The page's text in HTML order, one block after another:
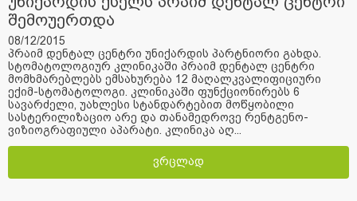
შემოუერთდა
08/12/2015
პრაიმ დენტალ ცენტრი უნიქარდის პარტნიორი გახდა.
სტომატოლოგიურ კლინიკაში პრაიმ დენტალ ცენტრი
მომხმარებლებს ემსახურება 12 მაღალკვალიფიციური
ექიმ-სტომატოლოგი. კლინიკაში ფუნქციონირებს 6
სავარძელი, უახლესი სტანდარტებით მოწყობილი
სასტერილიზაციო არე და თანამედროვე რენტგენო-
ვიზიოგრაფიული აპარატი. კლინიკა აღ...
ვრცლად